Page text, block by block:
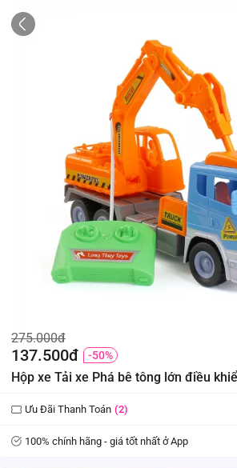
275.000đ
137.500đ -50%
Hộp xe Tải xe Phá bê tông lớn điều
Ưu Đãi Thanh Toán (2)
100% chính hãng - giá tốt nhất ở App